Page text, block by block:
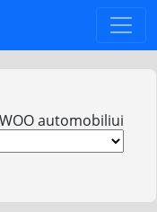
automobiliui